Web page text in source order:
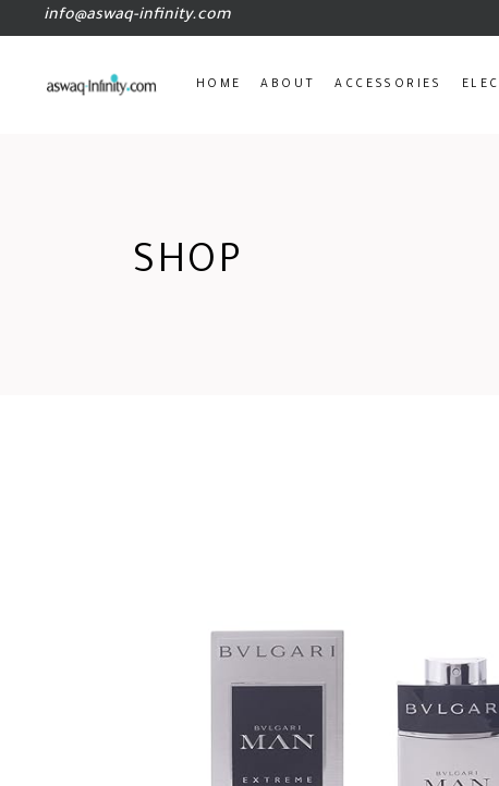
info@aswaq-infinity.com
HOME ABOUT ACCESSORIES
SHOP